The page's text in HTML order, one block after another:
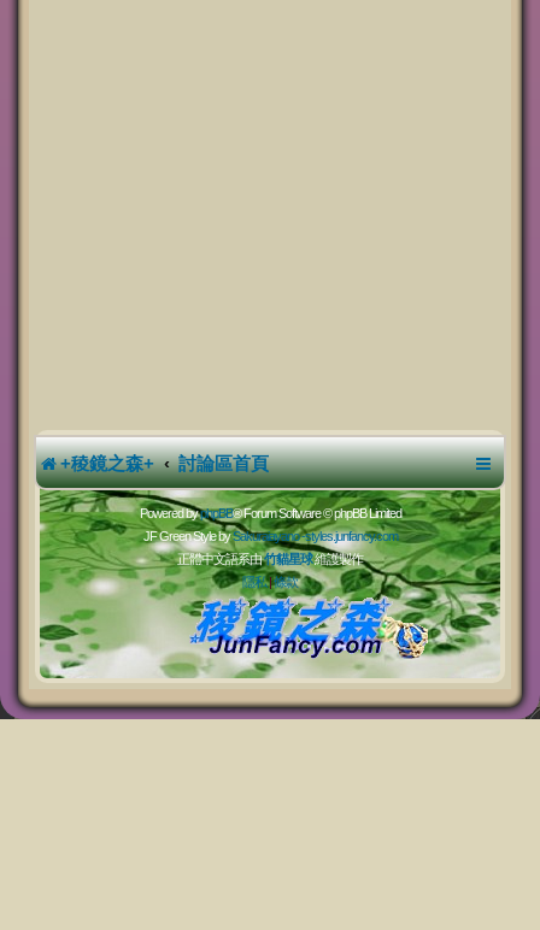
+稜鏡之森+ 討論區首頁
Powered byphpBB® Forum Software © phpBB Limited
JF Green Style bySakuraiayano -styles.junfancy.com
正體中文語系由竹貓星球維護製作
隱私|條款